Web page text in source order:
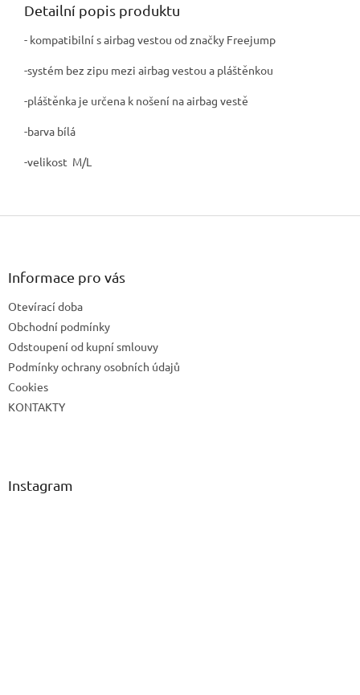
Detailní popis produktu
- kompatibilní s airbag vestou od značky Freejump
-systém bez zipu mezi airbag vestou a pláštěnkou
-pláštěnka je určena k nošení na airbag vestě
-barva bílá
-velikost M/L
Z
Informace pro vás
Otevírací doba
Obchodní podmínky
Odstoupení od kupní smlouvy
Podmínky ochrany osobních údajů
Cookies
KONTAKTY
Instagram